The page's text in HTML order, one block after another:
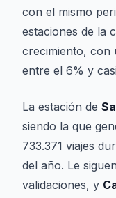
con el mismo
estaciones de la
crecimiento, con
entre el 6% y
La estación de
siendo la que
733.371 viajes
del año. Le siguen
validaciones, y